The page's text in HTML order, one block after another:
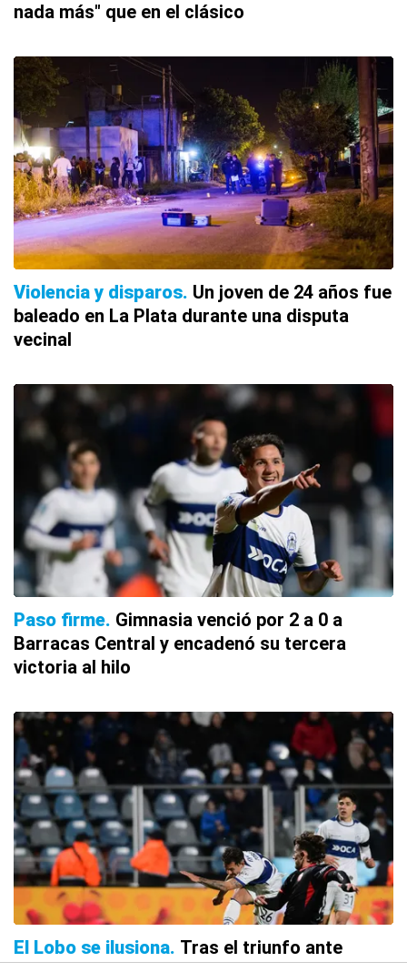
nada más" que en el clásico
Violencia y disparos Un joven de 24 años fue
baleado en La Plata durante una disputa
vecinal
Paso firme Gimnasia venció por 2 a 0 a
Barracas Central y encadenó su tercera
victoria al hilo
El Lobo se ilusiona Tras el triunfo ante